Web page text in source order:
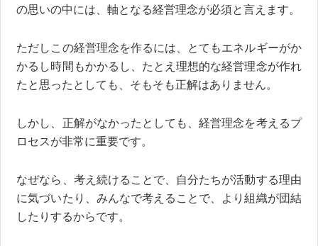
の思いの中には、軸となる経営理念が必須と言えます。
ただしこの経営理念を作るには、とてもエネルギーがか
かるし時間もかかるし、たとえ理想的な経営理念が作れ
たと思ったとしても、そもそも正解はありません。
しかし、正解がなかったとしても、経営理念を考えるプ
ロセスが非常に重要です。
なぜなら、考え続けることで、自分たちが活動する理由
に気づいたり、みんなで考えることで、より組織が団結
したりするからです。